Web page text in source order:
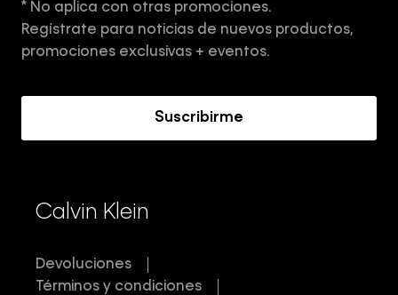
Aviso de privacidad
Términos y Condiciones
* No aplica con otras promociones.
Regístrate para noticias de nuevos productos,
promociones exclusivas + eventos.
Suscribirme
Calvin Klein
Devoluciones
Términos y condiciones